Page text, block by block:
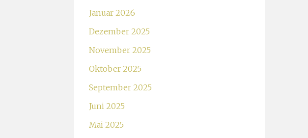
Januar 2026
Dezember 2025
November 2025
Oktober 2025
September 2025
Juni 2025
Mai 2025